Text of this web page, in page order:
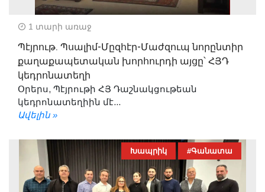
1 տարի առաջ
Պէյրութ. Պսալիմ-Մըզհէր-Մաժզուպ նորընտիր
քաղաքապետական խորհուրդի այցը՝ ՀՅԴ
կեդրոնատեղի
Օրերս, Պէյրութի ՀՅ Դաշնակցութեան
կեդրոնատեղիին մէ...
Ավելին »
Խապրիկ #Գանատա